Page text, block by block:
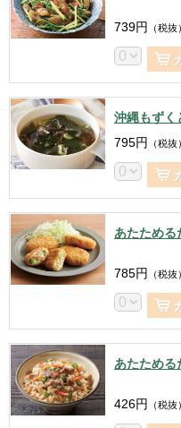
739円 （税抜）
沖縄もずく
795円 （税抜）
あたため
785円 （税抜）
あたため
426円 （税抜）